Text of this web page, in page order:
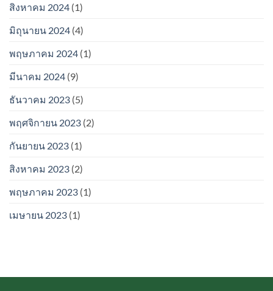
สิงหาคม 2024 (1)
มิถุนายน 2024 (4)
พฤษภาคม 2024 (1)
มีนาคม 2024 (9)
ธันวาคม 2023 (5)
พฤศจิกายน 2023 (2)
กันยายน 2023 (1)
สิงหาคม 2023 (2)
พฤษภาคม 2023 (1)
เมษายน 2023 (1)